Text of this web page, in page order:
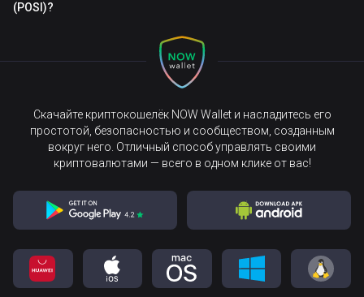
(POSI)?
Скачайте криптокошелёк NOW Wallet и насладитесь его
простотой, безопасностью и сообществом, созданным
вокруг него. Отличный способ управлять своими
криптовалютами — всего в одном клике от вас!